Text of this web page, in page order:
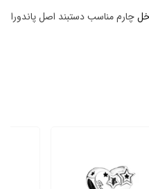
چارم مناسب دستبند اصل پاندورا